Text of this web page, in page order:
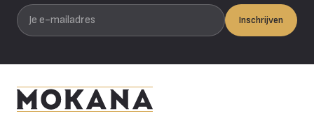
Je e-mailadres
Inschrijven